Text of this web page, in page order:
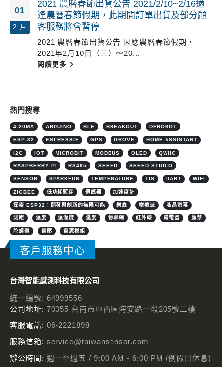
01
2 月
2021 農曆春節出貨公告 2021/2/10~2/16適
逢農曆春節假期，此期間訂單出貨及部分顧
客服務將會暫停
2021 農曆春節出貨公告 因應農曆春節假期，
2021年2月10日（三）～20...
閱讀更多
熱門搜尋
4-20MA ARDUINO BLE BREAKOUT DFROBOT
ESP-32 ESPRESSIF GPS GROVE HOME ASSISTANT
I2C IOT MICROBIT MODBUS OLED QWIIC
RASPBERRY PI RS485 SEEED SEEED STUDIO
SENSOR SPARKFUN TEMPERATURE TIS UART WIFI
ZIGBEE 低功耗藍芽 傳感器 加速度計
探索 ESP32：開發與創新的無限可能 樂鑫 樹莓派 液晶螢幕
測距 溫度 溫溼度 濕度 物聯網 紅外線 繼電器 藍芽
陀螺儀 電壓 電源模組
客戶服務中心
台灣智能感測科技有限公司
統一編號: 64999556
公司地址: 70055 台南市中西區海安路一段205號二樓
客服電話: 06-2221898
服務信箱: service@taiwansensor.com
辦公時間: 週一至週五 / 9:00 AM - 6:00 PM (例假日休息)